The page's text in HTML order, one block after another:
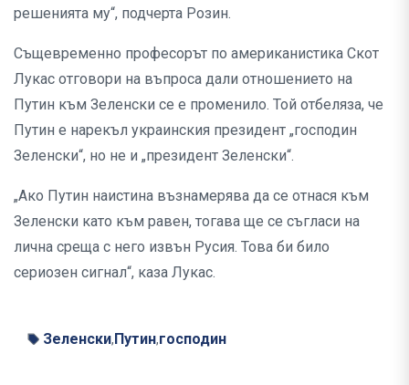
решенията му“, подчерта Розин.
Същевременно професорът по американистика Скот
Лукас отговори на въпроса дали отношението на
Путин към Зеленски се е променило. Той отбеляза, че
Путин е нарекъл украинския президент „господин
Зеленски“, но не и „президент Зеленски“.
„Ако Путин наистина възнамерява да се отнася към
Зеленски като към равен, тогава ще се съгласи на
лична среща с него извън Русия. Това би било
сериозен сигнал“, каза Лукас.
Зеленски, Путин,господин